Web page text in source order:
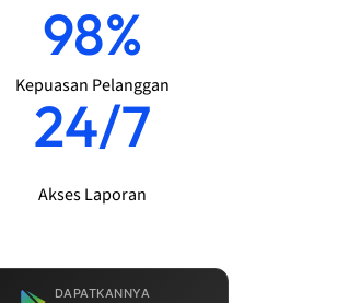
98%
Kepuasan Pelanggan
24/7
Akses Laporan
DAPATKANNYA